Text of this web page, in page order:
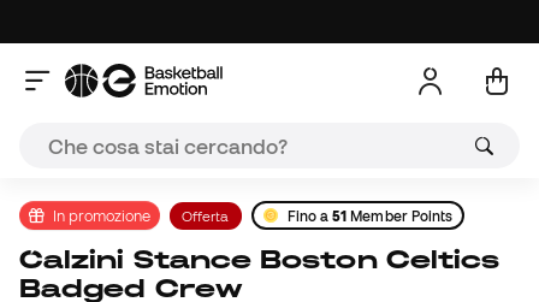
In promozione Offerta Fino a51 Member Points
Calzini Stance Boston Celtics
Badged Crew